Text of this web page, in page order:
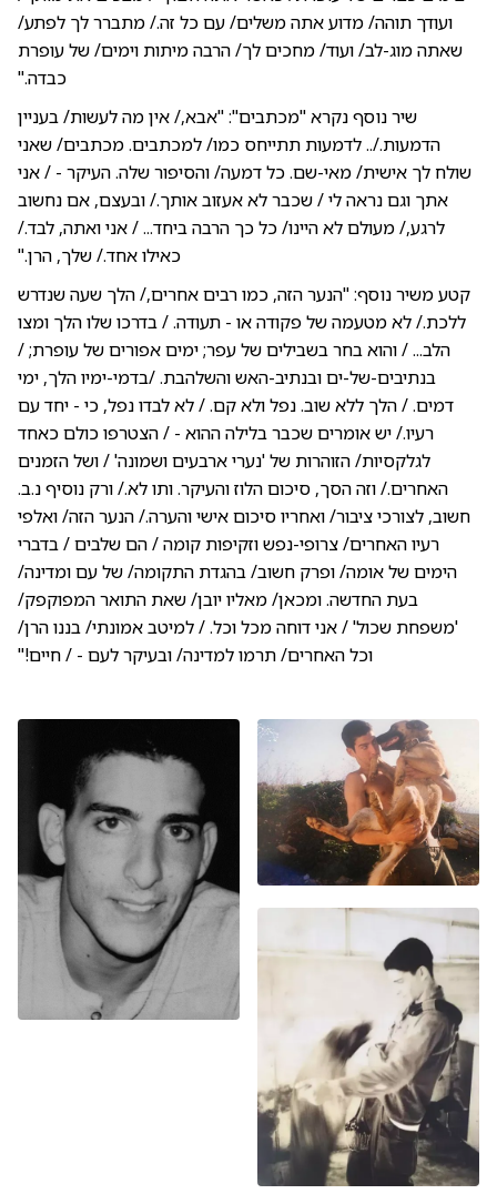
ועודך תוהה/ מדוע אתה משלים/ עם כל זה./ מתברר לך לפתע/
שאתה מוג-לב/ ועוד/ מחכים לך/ הרבה מיתות וימים/ של עופרת
כבדה."
שיר נוסף נקרא "מכתבים": "אבא,/ אין מה לעשות/ בעניין
הדמעות./.. לדמעות תתייחס כמו/ למכתבים. מכתבים/ שאני
שולח לך אישית/ מאי-שם. כל דמעה/ והסיפור שלה. העיקר - / אני
אתך וגם נראה לי / שכבר לא אעזוב אותך./ ובעצם, אם נחשוב
לרגע,/ מעולם לא היינו/ כל כך הרבה ביחד... / אני ואתה, לבד./
כאילו אחד./ שלך, הרן."
קטע משיר נוסף: "הנער הזה, כמו רבים אחרים,/ הלך שעה שנדרש
ללכת./ לא מטעמה של פקודה או - תעודה. / בדרכו שלו הלך ומצו
הלב... / והוא בחר בשבילים של עפר; ימים אפורים של עופרת; /
בנתיבים-של-ים ובנתיב-האש והשלהבת. /בדמי-ימיו הלך, ימי
דמים. / הלך ללא שוב. נפל ולא קם. / לא לבדו נפל, כי - יחד עם
רעיו./ יש אומרים שכבר בלילה ההוא - / הצטרפו כולם כאחד
לגלקסיות/ הזוהרות של 'נערי ארבעים ושמונה' / ושל הזמנים
האחרים./ וזה הסך, סיכום הלוז והעיקר. ותו לא./ ורק נוסיף נ.ב.
חשוב, לצורכי ציבור/ ואחריו סיכום אישי והערה./ הנער הזה/ ואלפי
רעיו האחרים/ צרופי-נפש וזקיפות קומה / הם שלבים / בדברי
הימים של אומה/ ופרק חשוב/ בהגדת התקומה/ של עם ומדינה/
בעת החדשה. ומכאן/ מאליו יובן/ שאת התואר המפוקפק/
'משפחת שכול' / אני דוחה מכל וכל. / למיטב אמונתי/ בננו הרן/
וכל האחרים/ תרמו למדינה/ ובעיקר לעם - / חיים!"